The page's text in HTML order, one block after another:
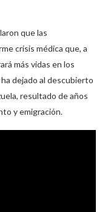
que las
crisis médica que, a
más vidas en los
dejado al descubierto
resultado de años
y emigración.